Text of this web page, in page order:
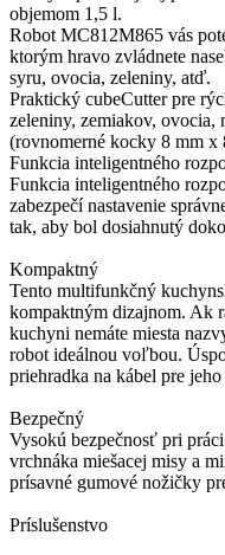
objemom 1,5 l.
Robot MC812M865 vás
ktorým hravo zvládnete
syru, ovocia, zeleniny, atď.
Praktický cubeCutter pre
zeleniny, zemiakov, ovocia,
(rovnomerné kocky 8 mm x
Funkcia inteligentného
Funkcia inteligentného
zabezpečí nastavenie
tak, aby bol dosiahnutý
Kompaktný
Tento multifunkčný
kompaktným dizajnom. Ak
kuchyni nemáte miesta
robot ideálnou voľbou.
priehradka na kábel pre
Bezpečný
Vysokú bezpečnosť pri
vrchnáka miešacej misy a
prísavné gumové nožičky
Príslušenstvo